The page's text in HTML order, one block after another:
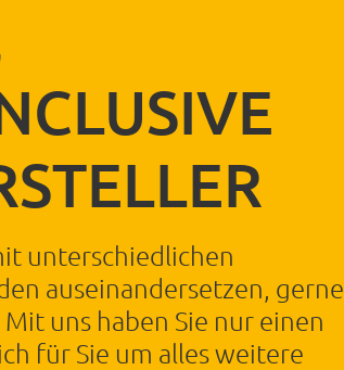
unterschiedlichen
auseinandersetzen, gerne
uns haben Sie nur einen
für Sie um alles weitere